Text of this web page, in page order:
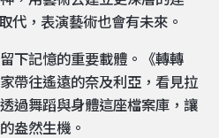
代，表演藝術也會有未來。
下記憶的重要載體。《轉轉
帶往遙遠的奈及利亞，看見拉
過舞蹈與身體這座檔案庫，讓
盎然生機。